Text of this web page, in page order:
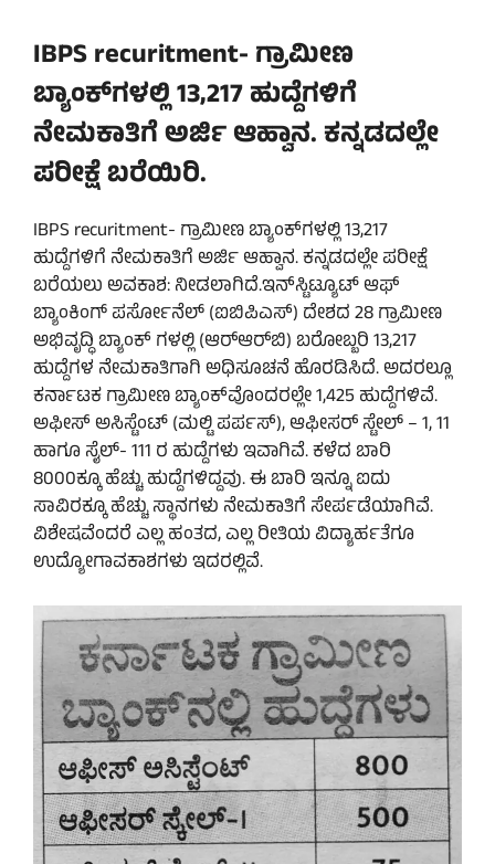
IBPS recuritment- ಗ್ರಾಮೀಣ
ಬ್ಯಾಂಕ್‌ಗಳಲ್ಲಿ 13,217 ಹುದ್ದೆಗಳಿಗೆ
ನೇಮಕಾತಿಗೆ ಅರ್ಜಿ ಆಹ್ವಾನ. ಕನ್ನಡದಲ್ಲೇ
ಪರೀಕ್ಷೆ ಬರೆಯಿರಿ.
IBPS recuritment- ಗ್ರಾಮೀಣ ಬ್ಯಾಂಕ್‌ಗಳಲ್ಲಿ 13,217
ಹುದ್ದೆಗಳಿಗೆ ನೇಮಕಾತಿಗೆ ಅರ್ಜಿ ಆಹ್ವಾನ. ಕನ್ನಡದಲ್ಲೇ ಪರೀಕ್ಷೆ
ಬರೆಯಲು ಅವಕಾಶ: ನೀಡಲಾಗಿದೆ.ಇನ್‌ಸ್ಟಿಟ್ಯೂಟ್ ಆಫ್
ಬ್ಯಾಂಕಿಂಗ್‌ ಪರ್ಸೋನೆಲ್ (ಐಬಿಪಿಎಸ್) ದೇಶದ 28 ಗ್ರಾಮೀಣ
ಅಭಿವೃದ್ಧಿ ಬ್ಯಾಂಕ್‌ ಗಳಲ್ಲಿ (ಆರ್‌ಆರ್‌ಬಿ) ಬರೋಬ್ಬರಿ 13,217
ಹುದ್ದೆಗಳ ನೇಮಕಾತಿಗಾಗಿ ಅಧಿಸೂಚನೆ ಹೊರಡಿಸಿದೆ. ಅದರಲ್ಲೂ
ಕರ್ನಾಟಕ ಗ್ರಾಮೀಣ ಬ್ಯಾಂಕ್‌ವೊಂದರಲ್ಲೇ 1,425 ಹುದ್ದೆಗಳಿವೆ.
ಅಫೀಸ್ ಅಸಿಸ್ಟೆಂಟ್ (ಮಲ್ಟಿ ಪರ್ಪಸ್), ಆಫೀಸರ್ ಸ್ಟೇಲ್ – 1, 11
ಹಾಗೂ ಸೈಲ್- 111 ರ ಹುದ್ದೆಗಳು ಇವಾಗಿವೆ. ಕಳೆದ ಬಾರಿ
8000ಕ್ಕೂ ಹೆಚ್ಚು ಹುದ್ದೆಗಳಿದ್ದವು. ಈ ಬಾರಿ ಇನ್ನೂ ಐದು
ಸಾವಿರಕ್ಕೂ ಹೆಚ್ಚು ಸ್ಥಾನಗಳು ನೇಮಕಾತಿಗೆ ಸೇರ್ಪಡೆಯಾಗಿವೆ.
ವಿಶೇಷವೆಂದರೆ ಎಲ್ಲ ಹಂತದ, ಎಲ್ಲ ರೀತಿಯ ವಿದ್ಯಾರ್ಹತೆಗೂ
ಉದ್ಯೋಗಾವಕಾಶಗಳು ಇದರಲ್ಲಿವೆ.